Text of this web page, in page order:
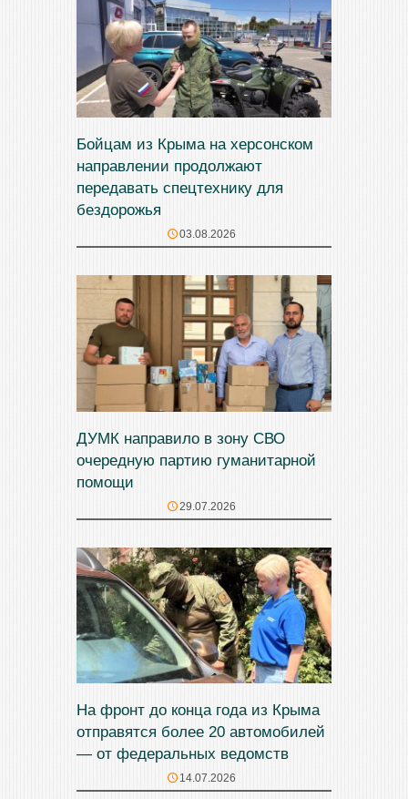
Бойцам из Крыма на херсонском
направлении продолжают
передавать спецтехнику для
бездорожья
03.08.2026
ДУМК направило в зону СВО
очередную партию гуманитарной
помощи
29.07.2026
На фронт до конца года из Крыма
отправятся более 20 автомобилей
— от федеральных ведомств
14.07.2026